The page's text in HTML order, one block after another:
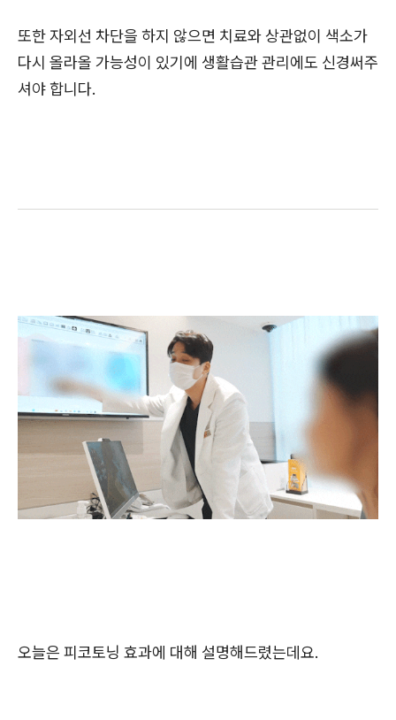
또한 자외선 차단을 하지 않으면 치료와 상관없이 색소가
다시 올라올 가능성이 있기에 생활습관 관리에도 신경써주
셔야 합니다.
오늘은 피코토닝 효과에 대해 설명해드렸는데요.